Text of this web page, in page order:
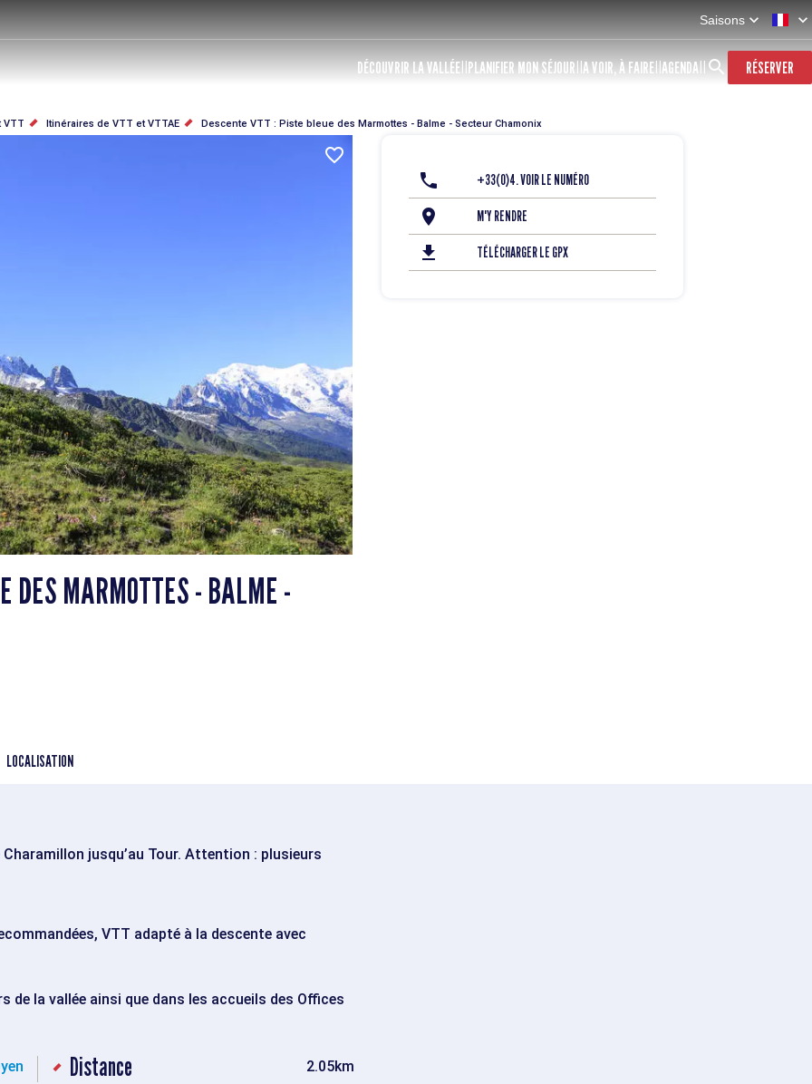
Saisons
DÉCOUVRIR LA VALLÉE PLANIFIER MON SÉJOUR A VOIR, À FAIRE AGENDA RÉSERVER
VTT Itinéraires de VTT et VTTAE Descente VTT : Piste bleue des Marmottes - Balme - Secteur Chamonix
DES MARMOTTES - BALME -
LOCALISATION
jusqu’au Tour. Attention : plusieurs
VTT adapté à la descente avec
de la vallée ainsi que dans les accueils des Offices
Distance 2.05km
+33(0)4. VOIR LE NUMÉRO
M'Y RENDRE
TÉLÉCHARGER LE GPX